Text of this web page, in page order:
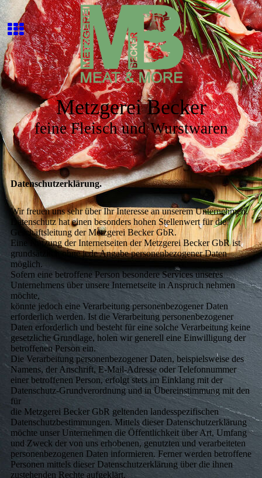
Metzgerei Becker
feine Fleisch und Wurstwaren
Datenschutzerklärung.
Wir freuen uns sehr über Ihr Interesse an unserem Unternehmen.
Datenschutz hat einen besonders hohen Stellenwert für die
Geschäftsleitung der Metzgerei Becker GbR.
Eine Nutzung der Internetseiten der Metzgerei Becker GbR ist
grundsätzlich ohne jede Angabe personenbezogener Daten
möglich.
Sofern eine betroffene Person besondere Services unseres
Unternehmens über unsere Internetseite in Anspruch nehmen
möchte,
könnte jedoch eine Verarbeitung personenbezogener Daten
erforderlich werden. Ist die Verarbeitung personenbezogener
Daten erforderlich und besteht für eine solche Verarbeitung keine
gesetzliche Grundlage, holen wir generell eine Einwilligung der
betroffenen Person ein.
Die Verarbeitung personenbezogener Daten, beispielsweise des
Namens, der Anschrift, E-Mail-Adresse oder Telefonnummer
einer betroffenen Person, erfolgt stets im Einklang mit der
Datenschutz-Grundverordnung und in Übereinstimmung mit den
für
die Metzgerei Becker GbR geltenden landesspezifischen
Datenschutzbestimmungen. Mittels dieser Datenschutzerklärung
möchte unser Unternehmen die Öffentlichkeit über Art, Umfang
und Zweck der von uns erhobenen, genutzten und verarbeiteten
personenbezogenen Daten informieren. Ferner werden betroffene
Personen mittels dieser Datenschutzerklärung über die ihnen
zustehenden Rechte aufgeklärt.